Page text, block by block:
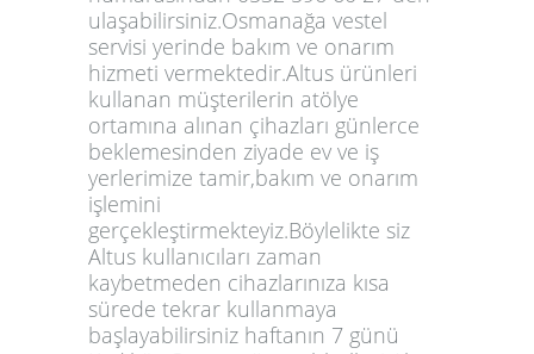
ulaşabilirsiniz.Osmanağa vestel
servisi yerinde bakım ve onarım
hizmeti vermektedir.Altus ürünleri
kullanan müşterilerin atölye
ortamına alınan çihazları günlerce
beklemesinden ziyade ev ve iş
yerlerimize tamir,bakım ve onarım
işlemini
gerçekleştirmekteyiz.Böylelikte siz
Altus kullanıcıları zaman
kaybetmeden cihazlarınıza kısa
sürede tekrar kullanmaya
başlayabilirsiniz haftanın 7 günü